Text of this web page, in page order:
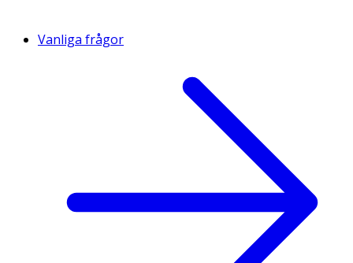
Vanliga frågor